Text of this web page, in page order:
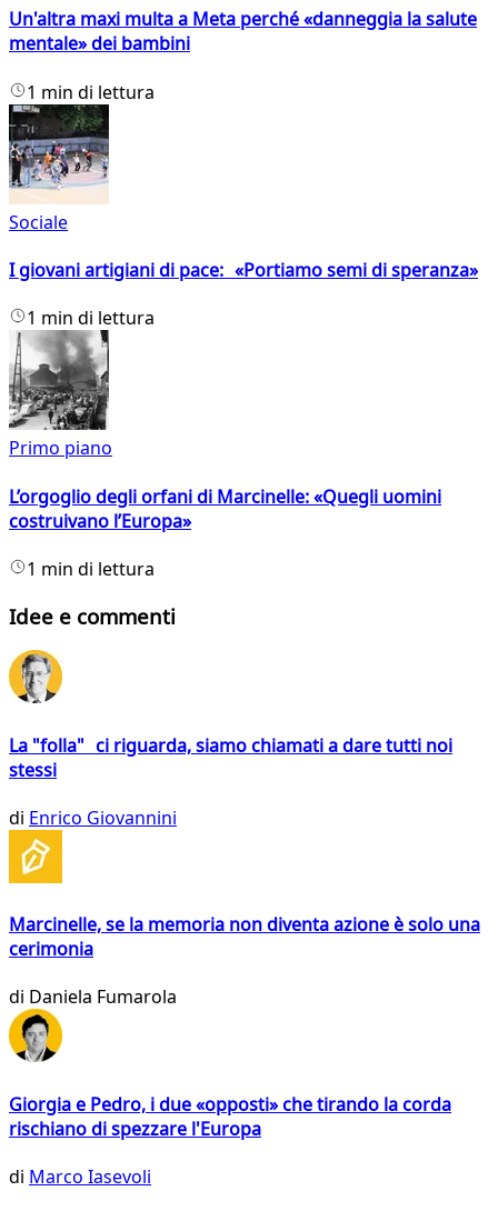
Un'altra maxi multa a Meta perché «danneggia la salute
mentale» dei bambini
1 min di lettura
Sociale
I giovani artigiani di pace: «Portiamo semi di speranza»
1 min di lettura
Primo piano
L’orgoglio degli orfani di Marcinelle: «Quegli uomini
costruivano l’Europa»
1 min di lettura
Idee e commenti
La "folla" ci riguarda, siamo chiamati a dare tutti noi
stessi
di Enrico Giovannini
Marcinelle, se la memoria non diventa azione è solo una
cerimonia
di Daniela Fumarola
Giorgia e Pedro, i due «opposti» che tirando la corda
rischiano di spezzare l'Europa
di Marco Iasevoli